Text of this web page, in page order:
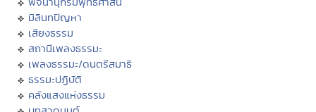
มิลินทปัญหา
เสียงธรรม
สถานีเพลงธรรมะ
เพลงธรรมะ/ดนตรีสมาธิ
ธรรมะปฏิบัติ
คลังแสงแห่งธรรม